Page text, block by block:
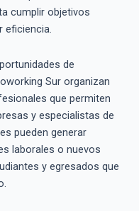
cumplir objetivos
eficiencia.
de
Sur organizan
que permiten
y especialistas de
pueden generar
laborales o nuevos
y egresados que